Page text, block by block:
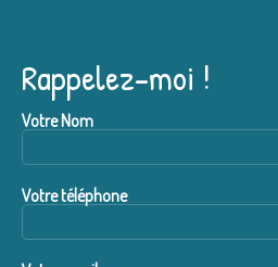
Rappelez-moi !
Votre Nom
Votre téléphone